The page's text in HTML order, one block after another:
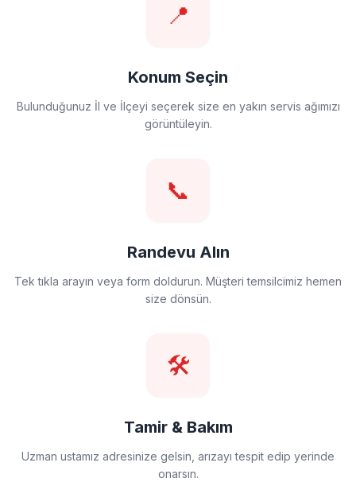
📍
Konum Seçin
Bulunduğunuz İl ve İlçeyi seçerek size en yakın servis ağımızı
görüntüleyin.
📞
Randevu Alın
Tek tıkla arayın veya form doldurun. Müşteri temsilcimiz hemen
size dönsün.
🛠️
Tamir & Bakım
Uzman ustamız adresinize gelsin, arızayı tespit edip yerinde
onarsın.